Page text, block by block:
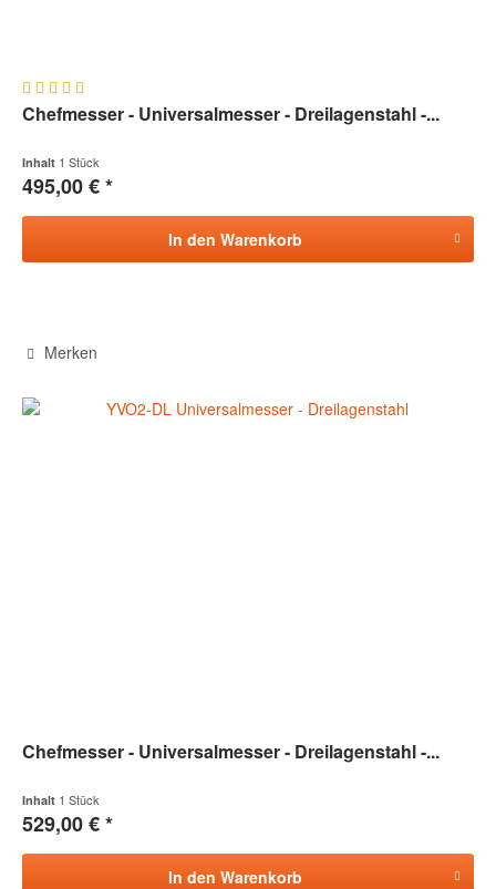
Chefmesser - Universalmesser - Dreilagenstahl -...
Inhalt 1 Stück
495,00 € *
In den Warenkorb
Merken
Chefmesser - Universalmesser - Dreilagenstahl -...
Inhalt 1 Stück
529,00 € *
In den Warenkorb